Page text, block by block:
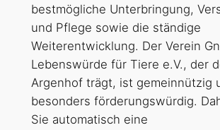
bestmögliche Unterbringung,
und Pflege sowie die ständige
Weiterentwicklung. Der Verein
Lebenswürde für Tiere e.V., der
Argenhof trägt, ist gemeinnützig
besonders förderungswürdig.
Sie automatisch eine